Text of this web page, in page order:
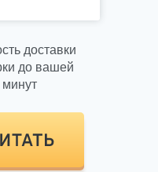
доставки
до вашей
минут